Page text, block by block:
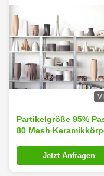
Partikelgröße 95%
80 Mesh
Cellulose Pulver mit
langer Haltbarkeit
Jetzt Anfragen